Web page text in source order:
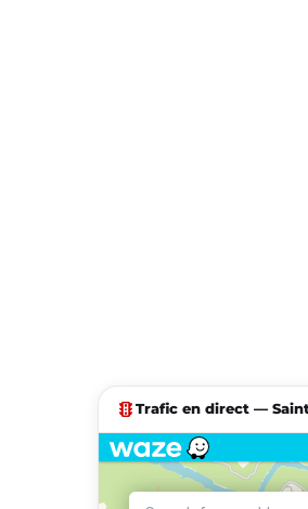
traffic Trafic en direct —